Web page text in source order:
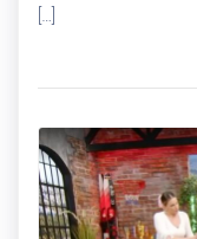
[…]